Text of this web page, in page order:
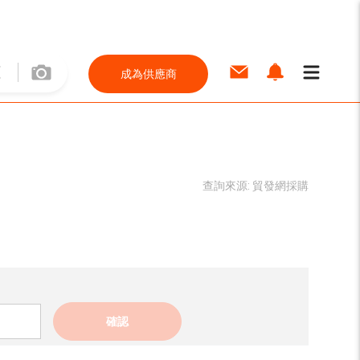
成為供應商
查詢來源: 貿發網採購
確認